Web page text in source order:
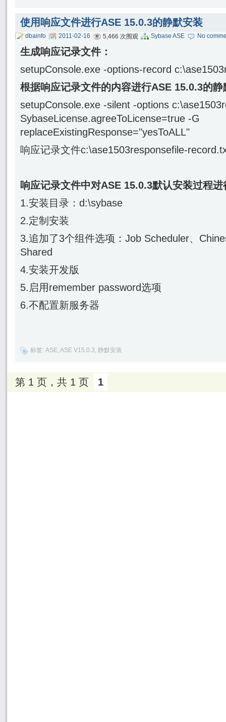
使用响应文件进行ASE 15.0.3的静默安装
dbainfo 2011-02-16 5,466 次围观 Sybase ASE No
生成响应记录文件：
setupConsole.exe -options-record
根据响应记录文件的内容进行ASE 15.0.3的静
setupConsole.exe -silent -options
SybaseLicense.agreeToLicense=true -G
replaceExistingResponse="yesToALL"
响应记录文件c:\ase1503responsefile-
响应记录文件中对ASE 15.0.3默认安装过程
1.安装目录：d:\sybase
2.定制安装
3.追加了3个组件选项：Job Scheduler、
Shared
4.安装开发版
5.启用remember password选项
6.不配置新服务器
标签: ASE, ASE V15.0.3, 静默安装
第 1 页，共 1 页 1